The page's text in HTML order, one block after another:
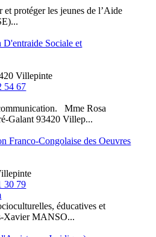
protéger les jeunes de l’Aide
Sociale et
Villepinte
54 67
Mme Rosa
Galant 93420 Villep...
Franco-Congolaise des Oeuvres
30 79
éducatives et
Xavier MANSO...